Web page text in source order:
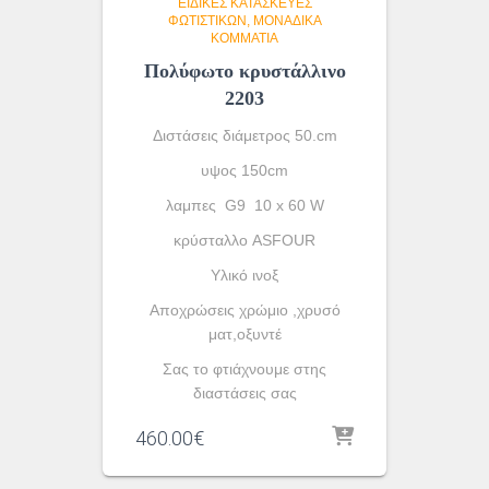
ΦΩΤΙΣΤΙΚΏΝ ΜΟΝΆΔΙΚΑ
ΚΟΜΜΆΤΙΑ
Πολύφωτο κρυστάλλινο
2203
Διστάσεις διάμετρος 50.cm
υψος 150cm
λαμπες G9 10 x 60 W
κρύσταλλο ASFOUR
Yλικό ινοξ
Αποχρώσεις χρώμιο ,χρυσό
ματ,οξυντέ
Σας το φτιάχνουμε στης
διαστάσεις σας
460.00€